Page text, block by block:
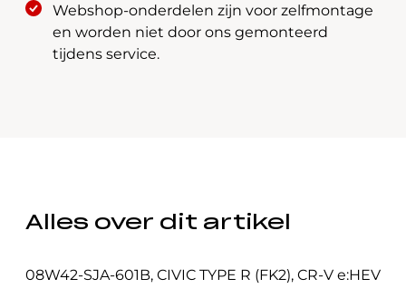
Webshop-onderdelen zijn voor zelfmontage
en worden niet door ons gemonteerd
tijdens service.
Alles over dit artikel
08W42-SJA-601B, CIVIC TYPE R (FK2), CR-V e:HEV